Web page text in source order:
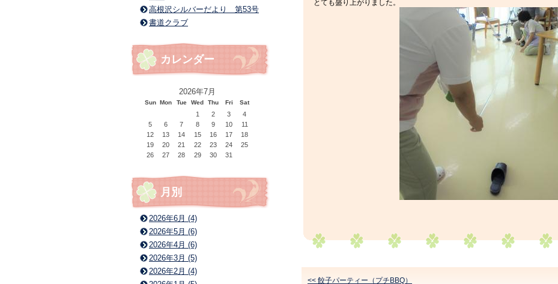
とても盛り上がりました。
<< 餃子パーティー（プチBBQ）
高根沢シルバーだより 第53号
書道クラブ
カレンダー
2026年7月
Sun Mon Tue Wed Thu Fri Sat
1 2 3
4
5
6 7 8 9 10
11
12
13 14 15 16 17
18
19
20 21 22 23 24
25
26
27 28 29 30 31
月別
2026年6月 (4)
2026年5月 (6)
2026年4月 (6)
2026年3月 (5)
2026年2月 (4)